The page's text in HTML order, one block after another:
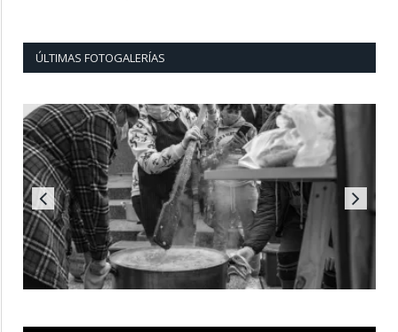
ÚLTIMAS FOTOGALERÍAS